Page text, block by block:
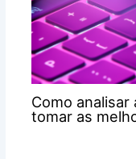
Como
tomar as